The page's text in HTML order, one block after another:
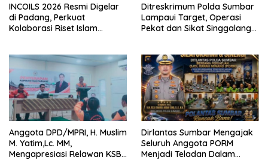
INCOILS 2026 Resmi Digelar
di Padang, Perkuat
Kolaborasi Riset Islam
Ditreskrimum Polda Sumbar
Lampaui Target, Operasi
Pekat dan Sikat Singgalang
Anggota DPD/MPRI, H. Muslim
M. Yatim,Lc. MM,
Mengapresiasi Relawan KSB
Dirlantas Sumbar Mengajak
Seluruh Anggota PORM
Menjadi Teladan Dalam